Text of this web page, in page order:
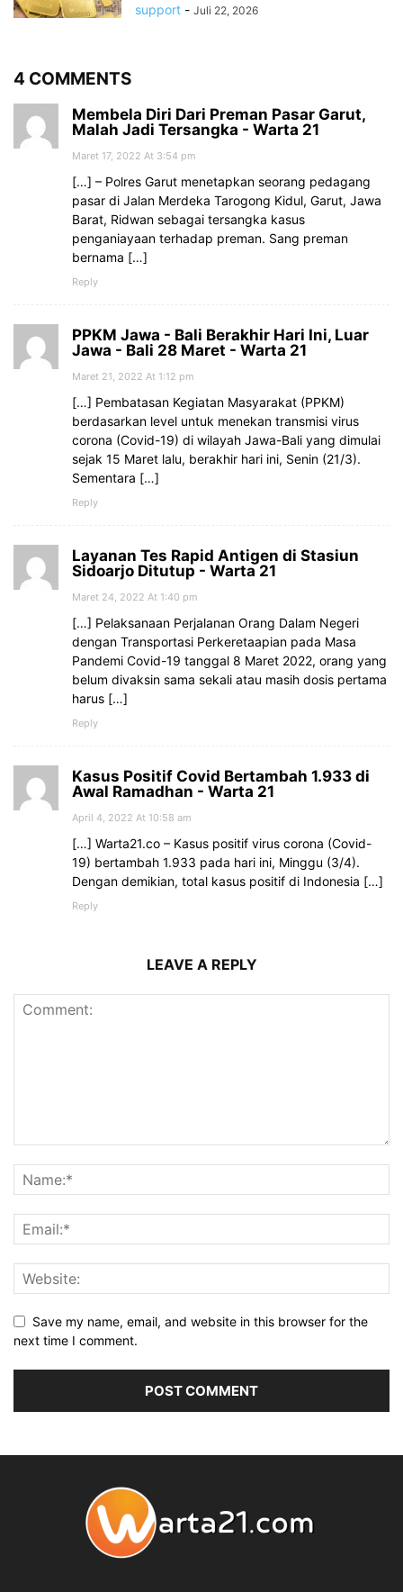
support - Juli 22, 2026
4 COMMENTS
Membela Diri Dari Preman Pasar Garut,
Malah Jadi Tersangka - Warta 21
Maret 17, 2022 At 3:54 pm
[…] – Polres Garut menetapkan seorang pedagang
pasar di Jalan Merdeka Tarogong Kidul, Garut, Jawa
Barat, Ridwan sebagai tersangka kasus
penganiayaan terhadap preman. Sang preman
bernama […]
Reply
PPKM Jawa - Bali Berakhir Hari Ini, Luar
Jawa - Bali 28 Maret - Warta 21
Maret 21, 2022 At 1:12 pm
[…] Pembatasan Kegiatan Masyarakat (PPKM)
berdasarkan level untuk menekan transmisi virus
corona (Covid-19) di wilayah Jawa-Bali yang dimulai
sejak 15 Maret lalu, berakhir hari ini, Senin (21/3).
Sementara […]
Reply
Layanan Tes Rapid Antigen di Stasiun
Sidoarjo Ditutup - Warta 21
Maret 24, 2022 At 1:40 pm
[…] Pelaksanaan Perjalanan Orang Dalam Negeri
dengan Transportasi Perkeretaapian pada Masa
Pandemi Covid-19 tanggal 8 Maret 2022, orang yang
belum divaksin sama sekali atau masih dosis pertama
harus […]
Reply
Kasus Positif Covid Bertambah 1.933 di
Awal Ramadhan - Warta 21
April 4, 2022 At 10:58 am
[…] Warta21.co – Kasus positif virus corona (Covid-
19) bertambah 1.933 pada hari ini, Minggu (3/4).
Dengan demikian, total kasus positif di Indonesia […]
Reply
LEAVE A REPLY
Save my name, email, and website in this browser for the
next time I comment.